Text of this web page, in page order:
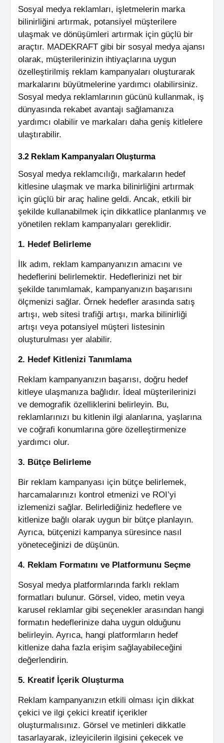
Sosyal medya reklamları, işletmelerin marka
bilinirliğini artırmak, potansiyel müşterilere
ulaşmak ve dönüşümleri artırmak için güçlü bir
araçtır. MADEKRAFT gibi bir sosyal medya ajansı
olarak, müşterilerinizin ihtiyaçlarına uygun
özelleştirilmiş reklam kampanyaları oluşturarak
markalarını büyütmelerine yardımcı olabilirsiniz.
Sosyal medya reklamlarının gücünü kullanmak, iş
dünyasında rekabet avantajı sağlamanıza
yardımcı olabilir ve markaları daha geniş kitlelere
ulaştırabilir.
3.2 Reklam Kampanyaları Oluşturma
Sosyal medya reklamcılığı, markaların hedef
kitlesine ulaşmak ve marka bilinirliğini artırmak
için güçlü bir araç haline geldi. Ancak, etkili bir
şekilde kullanabilmek için dikkatlice planlanmış ve
yönetilen reklam kampanyaları gereklidir.
1. Hedef Belirleme
İlk adım, reklam kampanyanızın amacını ve
hedeflerini belirlemektir. Hedeflerinizi net bir
şekilde tanımlamak, kampanyanızın başarısını
ölçmenizi sağlar. Örnek hedefler arasında satış
artışı, web sitesi trafiği artışı, marka bilinirliği
artışı veya potansiyel müşteri listesinin
oluşturulması yer alabilir.
2. Hedef Kitlenizi Tanımlama
Reklam kampanyanızın başarısı, doğru hedef
kitleye ulaşmanıza bağlıdır. İdeal müşterilerinizi
ve demografik özelliklerini belirleyin. Bu,
reklamlarınızı bu kitlenin ilgi alanlarına, yaşlarına
ve coğrafi konumlarına göre özelleştirmenize
yardımcı olur.
3. Bütçe Belirleme
Bir reklam kampanyası için bütçe belirlemek,
harcamalarınızı kontrol etmenizi ve ROI’yi
izlemenizi sağlar. Belirlediğiniz hedeflere ve
kitlenize bağlı olarak uygun bir bütçe planlayın.
Ayrıca, bütçenizi kampanya süresince nasıl
yöneteceğinizi de düşünün.
4. Reklam Formatını ve Platformunu Seçme
Sosyal medya platformlarında farklı reklam
formatları bulunur. Görsel, video, metin veya
karusel reklamlar gibi seçenekler arasından hangi
formatın hedeflerinize daha uygun olduğunu
belirleyin. Ayrıca, hangi platformların hedef
kitlenize daha fazla erişim sağlayabileceğini
değerlendirin.
5. Kreatif İçerik Oluşturma
Reklam kampanyanızın etkili olması için dikkat
çekici ve ilgi çekici kreatif içerikler
oluşturmalısınız. Görsel ve metinleri dikkatle
tasarlayarak, izleyicilerin ilgisini çekecek ve